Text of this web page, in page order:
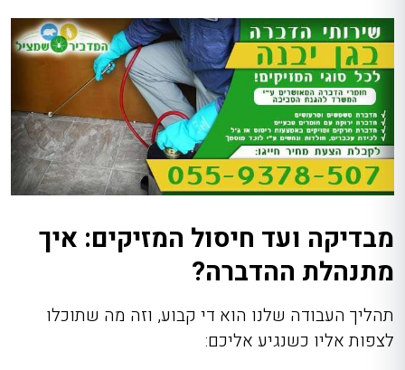
מבדיקה ועד חיסול המזיקים: איך
מתנהלת ההדברה?
תהליך העבודה שלנו הוא די קבוע, וזה מה שתוכלו
לצפות אליו כשנגיע אליכם: